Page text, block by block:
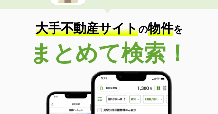
大手不動産サイトの物件を
まとめて検索！